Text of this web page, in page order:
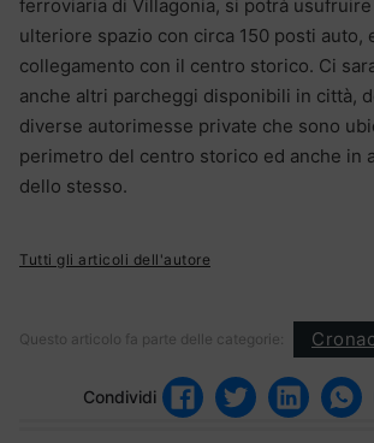
ferroviaria di Villagonia, si potrà
ulteriore spazio con circa 150 posti auto,
collegamento con il centro storico. Ci
anche altri parcheggi disponibili in città,
diverse autorimesse private che sono
perimetro del centro storico ed anche in
dello stesso.
Tutti gli articoli dell'autore
Questo articolo fa parte delle categorie:
Condividi